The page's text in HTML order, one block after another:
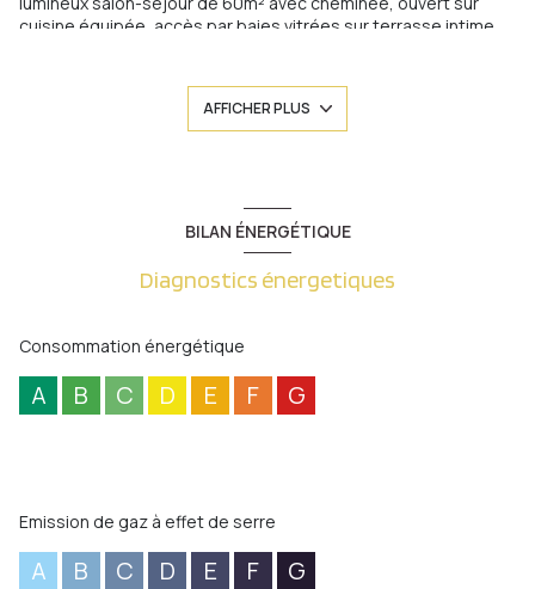
cuisine équipée, accès par baies vitrées sur terrasse intime
individuels. Au sous-sol, 3 pièces aménagées (chambre ou
espace bien-être...) un cabinet de toilette avec douche, 2
un terrain arboré et paysagé de + de 12ares piscinable.
AFFICHER PLUS
BILAN ÉNERGÉTIQUE
Diagnostics énergetiques
Consommation énergétique
A B C D E F G
Emission de gaz à effet de serre
A B C D E F G